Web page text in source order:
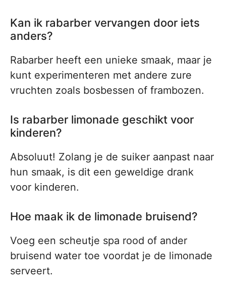
Kan ik rabarber vervangen door iets
anders?
Rabarber heeft een unieke smaak, maar je
kunt experimenteren met andere zure
vruchten zoals bosbessen of frambozen.
Is rabarber limonade geschikt voor
kinderen?
Absoluut! Zolang je de suiker aanpast naar
hun smaak, is dit een geweldige drank
voor kinderen.
Hoe maak ik de limonade bruisend?
Voeg een scheutje spa rood of ander
bruisend water toe voordat je de limonade
serveert.